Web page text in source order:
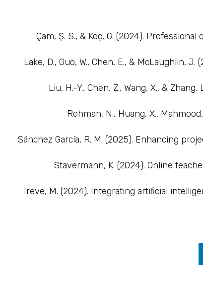
Çam, Ş. S., & Koç, G. (2024).
Lake, D., Guo, W., Chen, E., & McLaughlin,
Liu, H.-Y., Chen, Z., Wang, X., &
Rehman, N., Huang, X.,
Sánchez García, R. M. (2025). Enhancing
Stavermann, K. (2024). Online
Treve, M. (2024). Integrating artificial